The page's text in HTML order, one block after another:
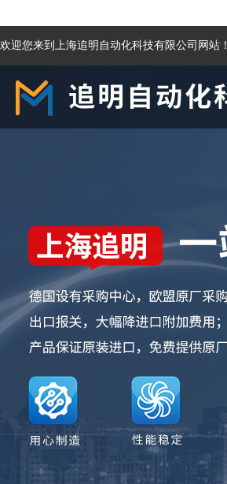
欢迎您来到上海追明自动化科技有限公司网站！